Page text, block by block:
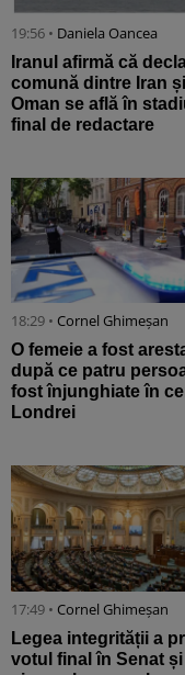
19:56 • Daniela Oancea
Iranul afirmă că
comună dintre Iran și
Oman se află în
final de redactare
18:29 • Cornel Ghimeșan
O femeie a fost
după ce patru
fost înjunghiate în
Londrei
17:49 • Cornel Ghimeșan
Legea integrității a
votul final în Senat și